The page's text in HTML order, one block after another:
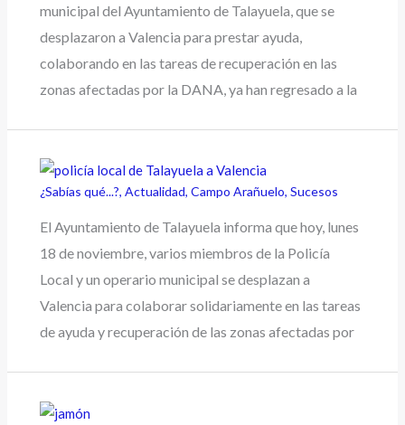
municipal del Ayuntamiento de Talayuela, que se
desplazaron a Valencia para prestar ayuda,
colaborando en las tareas de recuperación en las
zonas afectadas por la DANA, ya han regresado a la
¿Sabías qué...?,Actualidad,Campo Arañuelo,Sucesos
El Ayuntamiento de Talayuela informa que hoy, lunes
18 de noviembre, varios miembros de la Policía
Local y un operario municipal se desplazan a
Valencia para colaborar solidariamente en las tareas
de ayuda y recuperación de las zonas afectadas por